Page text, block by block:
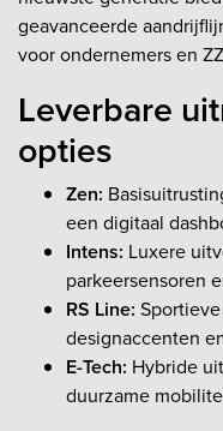
geavanceerde
voor ondernemers en
Leverbare
opties
Zen:
een digitaal
Intens: Luxere
parkeersensoren
RS Line:
designaccenten
E-Tech: Hybride
duurzame